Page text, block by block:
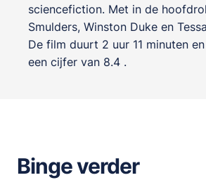
sciencefiction. Met in de
Smulders, Winston Duke en
De film duurt 2 uur 11 minuten
een cijfer van 8.4 .
Binge verder